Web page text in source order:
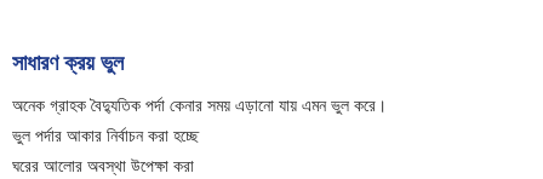
সাধারণ ক্রয় ভুল
অনেক গ্রাহক বৈদ্যুতিক পর্দা কেনার সময় এড়ানো যায় এমন ভুল করে।
ভুল পর্দার আকার নির্বাচন করা হচ্ছে
ঘরের আলোর অবস্থা উপেক্ষা করা